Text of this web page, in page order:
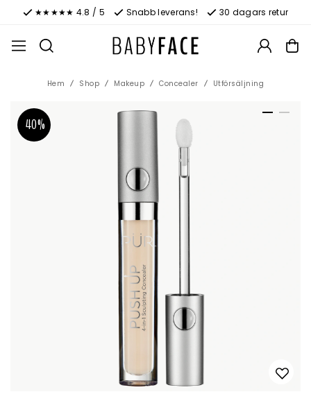
★★★★★ 4.8 / 5 Snabb leverans! 30 dagars retur
Hem Shop Makeup Concealer Utförsäljning
40%